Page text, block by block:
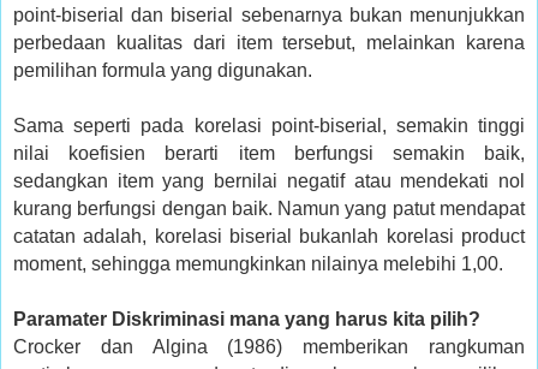
point-biserial dan biserial sebenarnya bukan menunjukkan
perbedaan kualitas dari item tersebut, melainkan karena
pemilihan formula yang digunakan.
Sama seperti pada korelasi point-biserial, semakin tinggi
nilai koefisien berarti item berfungsi semakin baik,
sedangkan item yang bernilai negatif atau mendekati nol
kurang berfungsi dengan baik. Namun yang patut mendapat
catatan adalah, korelasi biserial bukanlah korelasi product
moment, sehingga memungkinkan nilainya melebihi 1,00.
Paramater Diskriminasi mana yang harus kita pilih?
Crocker dan Algina (1986) memberikan rangkuman